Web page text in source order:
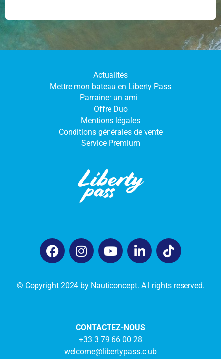
Actualités
Mettre mon bateau en Liberty Pass
Parrainer un ami
Offre Duo
Mentions légales
Conditions générales de vente
Service Premium
© Copyright 2024 by Nauticoncept. All rights reserved.
CONTACTEZ-NOUS
+33 3 79 66 00 28
welcome@libertypass.club